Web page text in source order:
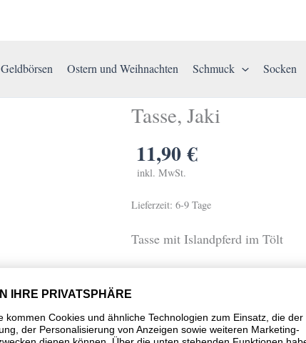
Geldbörsen Ostern und Weihnachten Schmuck Socken
Tasse, Jaki
11,90€
inkl. MwSt.
Lieferzeit: 6-9 Tage
Tasse mit Islandpferd im Tölt
Durchmesser: 82 mm
spülmaschinenfest